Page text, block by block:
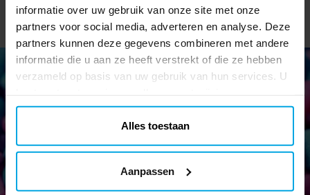
informatie over uw gebruik van onze site met onze
partners voor social media, adverteren en analyse. Deze
partners kunnen deze gegevens combineren met andere
informatie die u aan ze heeft verstrekt of die ze hebben
verzameld op basis van uw gebruik van hun services. U
Alles toestaan
Aanpassen
Nieuwsbrief!
Blijf op de hoogte van al onze nieuwe artikelen en krijg leuke
tips en aanbiedingen!